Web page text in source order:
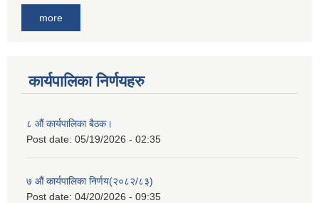
more
कार्यपालिका निर्णयहरु
८ औं कार्यपालिका बैठक।
Post date: 05/19/2026 - 02:35
७ औं कार्यपालिका निर्णय(२०८२/८३)
Post date: 04/20/2026 - 09:35